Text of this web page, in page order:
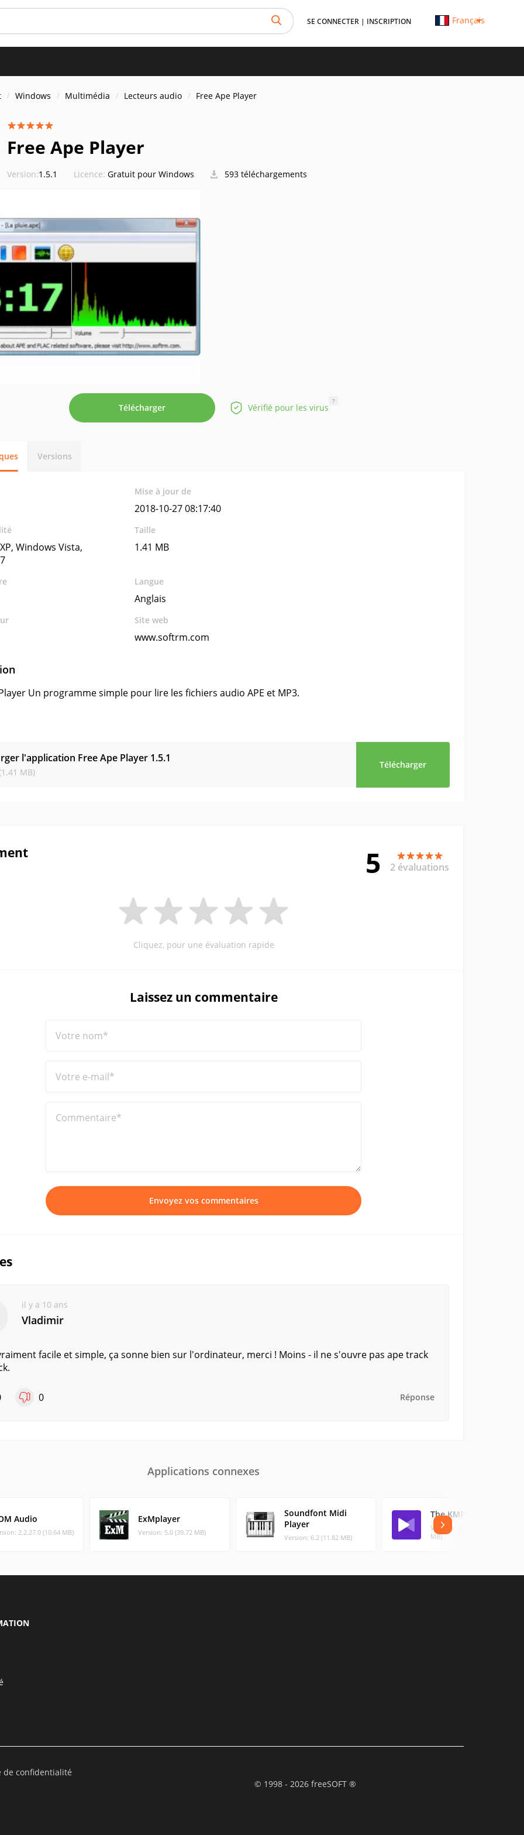
SE CONNECTER | INSCRIPTION Français
Windows Multimédia Lecteurs audio Free Ape Player
Free Ape Player
Version:1.5.1 Licence: Gratuit pour Windows 593 téléchargements
Télécharger Vérifié pour les virus
?
Versions
Mise à jour de
2018-10-27 08:17:40
Windows Vista,
Taille
1.41 MB
Langue
Anglais
Site web
www.softrm.com
Un programme simple pour lire les fichiers audio APE et MP3.
l'application Free Ape Player 1.5.1
MB)
Télécharger
5 2 évaluations
Cliquez, pour une évaluation rapide
Laissez un commentaire
Votre nom*
Votre e-mail*
Commentaire*
Envoyez vos commentaires
il y a 10 ans
Vladimir
facile et simple, ça sonne bien sur l'ordinateur, merci ! Moins - il ne s'ouvre pas ape track
0 Réponse
Applications connexes
Audio
2.2.27.0 (10.64 MB)
ExMplayer
Version: 5.0 (39.72 MB)
Soundfont Midi
Player
Version: 6.2 (11.82 MB)
The KMPlayer
Version: 2023.7.2 (48.76
MB)
de confidentialité
© 1998 - 2026 freeSOFT ®